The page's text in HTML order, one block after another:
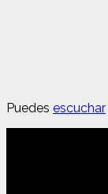
Puedes escuchar